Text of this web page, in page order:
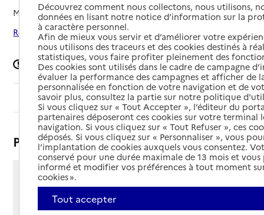
Mis à jour le05/08/2025
Rechercher les établissements autour de Crest
Signaler une erreur
Sommaire
Présentation
18 rue William Booth
26400 - Crest
Voir itinéraire
Découvrez comment nous collectons, nous utilisons,
données en lisant notre notice d’information sur la
à caractère personnel.
Afin de mieux vous servir et d’améliorer votre
nous utilisons des traceurs et des cookies destinés à
statistiques, vous faire profiter pleinement des
Des cookies sont utilisés dans le cadre de campagne
évaluer la performance des campagnes et afficher de
personnalisée en fonction de votre navigation et de
savoir plus, consultez la partie sur notre politique
Si vous cliquez sur « Tout Accepter », l’éditeur du
partenaires déposeront ces cookies sur votre terminal
navigation. Si vous cliquez sur « Tout Refuser », ces
déposés. Si vous cliquez sur « Personnaliser », vous
l’implantation de cookies auxquels vous consentez.
conservé pour une durée maximale de 13 mois et
informé et modifier vos préférences à tout moment
cookies ».
Tout accepter